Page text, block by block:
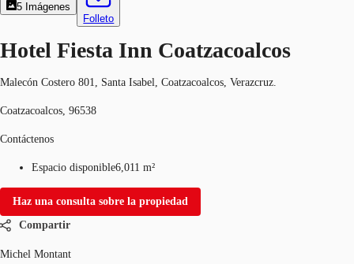
5 Imágenes
Folleto
Hotel Fiesta Inn Coatzacoalcos
Malecón Costero 801, Santa Isabel, Coatzacoalcos, Verazcruz.
Coatzacoalcos, 96538
Contáctenos
Espacio disponible6,011 m²
Haz una consulta sobre la propiedad
Compartir
Michel Montant